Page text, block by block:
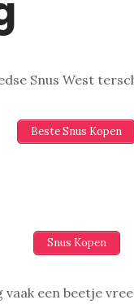
Snus West
Beste Snus Kopen
Snus Kopen
een beetje